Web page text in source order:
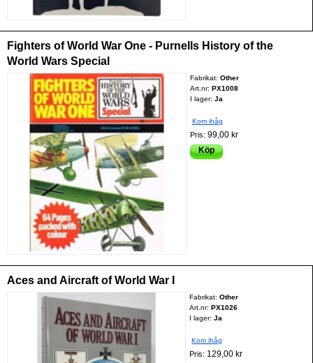
Fighters of World War One - Purnells History of the
World Wars Special
Fabrikat: Other
Art.nr: PX1008
I lager: Ja
Kom ihåg
Pris: 99,00 kr
Köp
Aces and Aircraft of World War I
Fabrikat:Other
Art.nr:PX1026
I lager: Ja
Kom ihåg
Pris: 129,00 kr